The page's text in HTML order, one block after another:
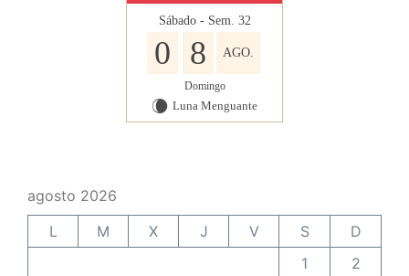
Sábado - Sem. 32
0 8 AGO.
Domingo
W Luna Menguante
agosto 2026
L
M X J V S
D
1
2